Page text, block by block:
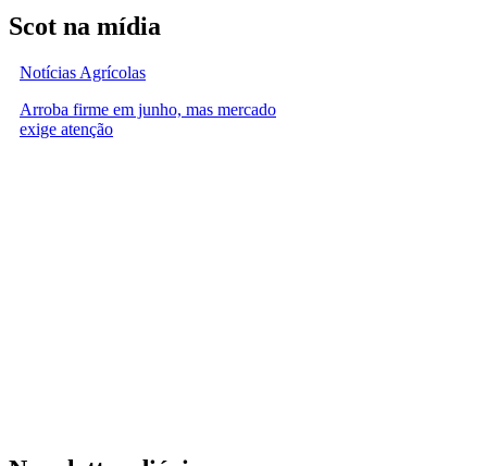
Scot na mídia
Notícias Agrícolas
Arroba firme em junho, mas mercado
exige atenção